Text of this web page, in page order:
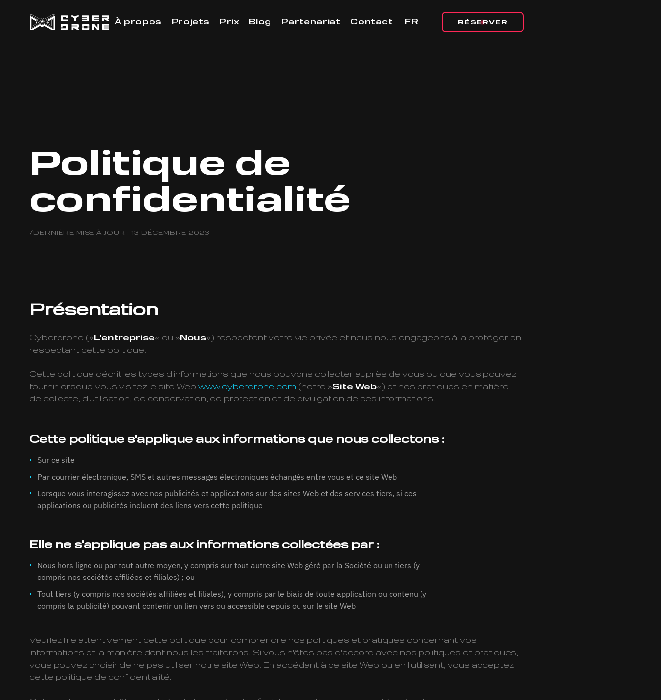
À propos Projets Prix Blog Partenariat Contact FR RÉSERVER
Politique de
confidentialité
/DERNIÈRE MISE À JOUR : 13 DÉCEMBRE 2023
Présentation
Cyberdrone (» L'entreprise« ou » Nous«) respectent votre vie privée et nous nous engageons à la protéger en
respectant cette politique.
Cette politique décrit les types d'informations que nous pouvons collecter auprès de vous ou que vous pouvez
fournir lorsque vous visitez le site Web www.cyberdrone.com (notre »Site Web«) et nos pratiques en matière
de collecte, d'utilisation, de conservation, de protection et de divulgation de ces informations.
Cette politique s'applique aux informations que nous collectons :
Sur ce site
Par courrier électronique, SMS et autres messages électroniques échangés entre vous et ce site Web
Lorsque vous interagissez avec nos publicités et applications sur des sites Web et des services tiers, si ces
applications ou publicités incluent des liens vers cette politique
Elle ne s'applique pas aux informations collectées par :
Nous hors ligne ou par tout autre moyen, y compris sur tout autre site Web géré par la Société ou un tiers (y
compris nos sociétés affiliées et filiales) ; ou
Tout tiers (y compris nos sociétés affiliées et filiales), y compris par le biais de toute application ou contenu (y
compris la publicité) pouvant contenir un lien vers ou accessible depuis ou sur le site Web
Veuillez lire attentivement cette politique pour comprendre nos politiques et pratiques concernant vos
informations et la manière dont nous les traiterons. Si vous n'êtes pas d'accord avec nos politiques et pratiques,
vous pouvez choisir de ne pas utiliser notre site Web. En accédant à ce site Web ou en l'utilisant, vous acceptez
cette politique de confidentialité.